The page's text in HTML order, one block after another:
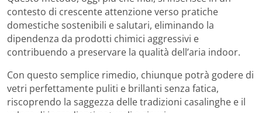
contesto di crescente attenzione verso pratiche
domestiche sostenibili e salutari, eliminando la
dipendenza da prodotti chimici aggressivi e
contribuendo a preservare la qualità dell’aria indoor.
Con questo semplice rimedio, chiunque potrà godere di
vetri perfettamente puliti e brillanti senza fatica,
riscoprendo la saggezza delle tradizioni casalinghe e il